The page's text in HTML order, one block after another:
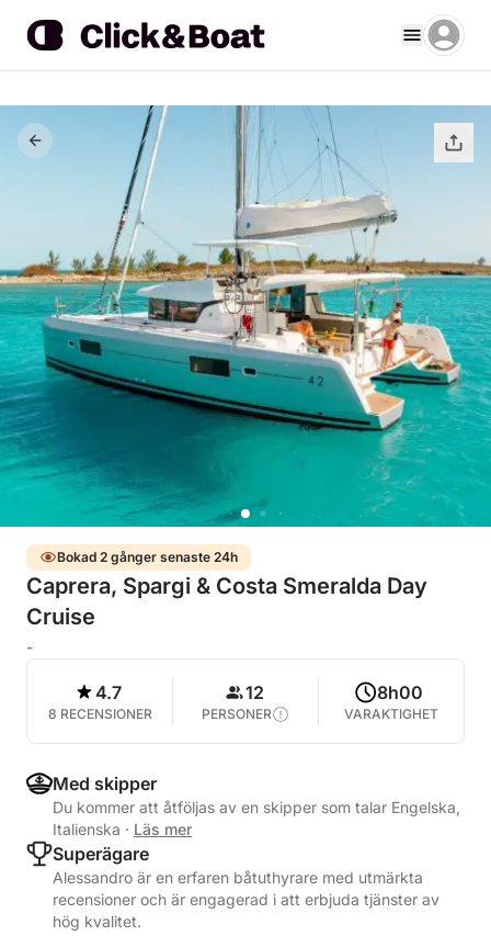
Bokad 2 gånger senaste 24h
Caprera, Spargi & Costa Smeralda Day
Cruise
-
4.7
8 RECENSIONER
12
PERSONER
8h00
VARAKTIGHET
Med skipper
Du kommer att åtföljas av en skipper som talar Engelska,
Italienska · Läs mer
Superägare
Alessandro är en erfaren båtuthyrare med utmärkta
recensioner och är engagerad i att erbjuda tjänster av
hög kvalitet.